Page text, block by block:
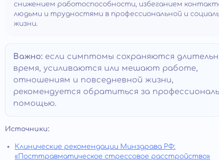
снижением работоспособности, избеганием
людьми и трудностями в профессиональной и
жизни.
Важно: если симптомы сохраняются
время, усиливаются или мешают работе,
отношениям и повседневной жизни,
рекомендуется обратиться за
помощью.
Источники:
Клинические рекомендации Минздрава РФ:
«Посттравматическое стрессовое расстройство»